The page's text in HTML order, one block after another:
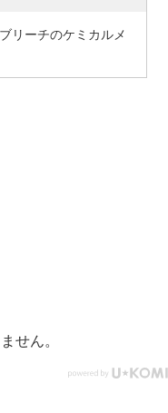
リーチのケミカルメ
せん。